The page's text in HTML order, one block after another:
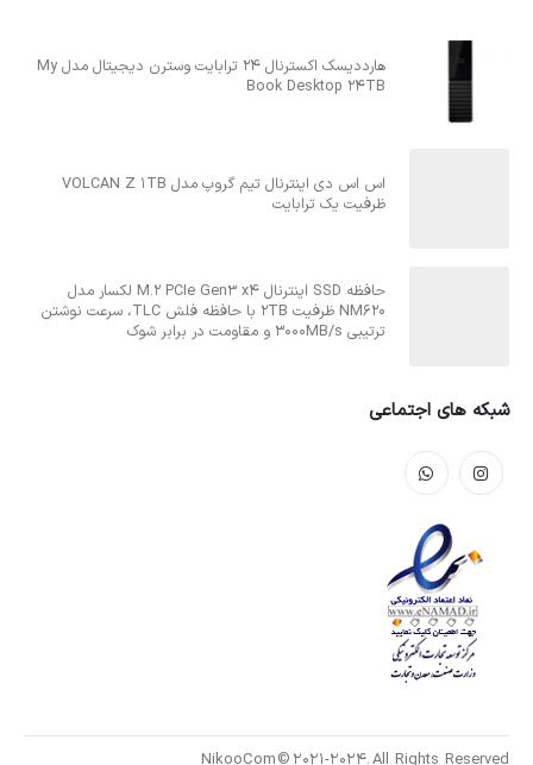
هارددیسک اکسترنال 24 ترابایت وسترن دیجیتال مدل My
Book Desktop 24TB
اس اس دی اینترنال تیم گروپ مدل VOLCAN Z 1TB
ظرفیت یک ترابایت
حافظه SSD اینترنال M.2 PCIe Gen3 x4 لکسار مدل
NM620 ظرفیت 2TB با حافظه فلش TLC، سرعت نوشتن
ترتیبی 3000MB/s و مقاومت در برابر شوک
شبکه های اجتماعی
NikooCom © 2021-2024. All Rights Reserved